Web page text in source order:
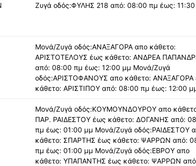
Ζυγά οδός:ΦΥΛΗΣ 218 από: 08:00 πμ έως:
Μονά/Ζυγά οδός:ΑΝΑΞΑΓΟΡΑ απο κάθετο:
ΑΡΙΣΤΟΤΕΛΟΥΣ έως κάθετο: ΑΝΔΡΕΑ
από: 08:00 πμ έως: 12:00 μμ Μονά/Ζυγά
οδός:ΑΡΙΣΤΟΦΑΝΟΥΣ απο κάθετο: ΑΝΑΞΑΓΟΡΑ
κάθετο: ΑΡΙΣΤΙΠΟΥ από: 08:00 πμ έως: 12:00
Μονά/Ζυγά οδός:ΚΟΥΜΟΥΝΔΟΥΡΟΥ απο
ΠΑΡ. ΡΑΙΔΕΣΤΟΥ έως κάθετο: ΔΟΓΑΝΗΣ από:
πμ έως: 01:00 μμ Μονά/Ζυγά οδός:ΡΑΙΔΕΣΤΟΥ
κάθετο: ΣΠΑΡΤΗΣ έως κάθετο: ΨΑΡΡΩΝ από:
πμ έως: 01:00 μμ Μονά/Ζυγά οδός:ΕΒΡΟΥ απο
κάθετο: ΥΠΑΠΑΝΤΗΣ έως κάθετο: ΨΑΡΡΩΝ